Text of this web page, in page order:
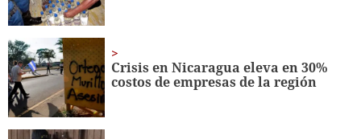
Crisis en Nicaragua eleva en 30%
costos de empresas de la región